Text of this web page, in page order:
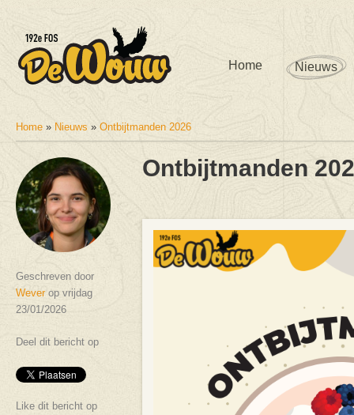
Home Nieuws
U bent hier
Home » Nieuws » Ontbijtmanden 2026
Geschreven door
Weverop vrijdag
23/01/2026
Deel dit bericht op
Like dit bericht op
Ontbijtmanden